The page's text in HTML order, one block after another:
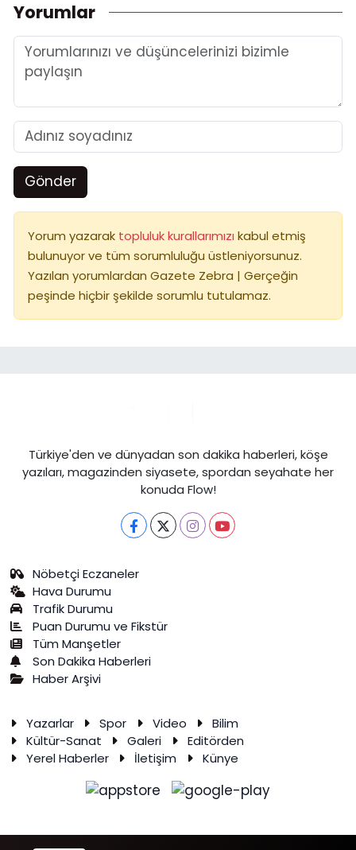
Yorumlar
Gönder
Yorum yazarak topluluk kurallarımızı kabul etmiş
bulunuyor ve tüm sorumluluğu üstleniyorsunuz.
Yazılan yorumlardan Gazete Zebra | Gerçeğin
peşinde hiçbir şekilde sorumlu tutulamaz.
Türkiye'den ve dünyadan son dakika haberleri, köşe
yazıları, magazinden siyasete, spordan seyahate her
konuda Flow!
Nöbetçi Eczaneler
Hava Durumu
Trafik Durumu
Puan Durumu ve Fikstür
Tüm Manşetler
Son Dakika Haberleri
Haber Arşivi
Yazarlar Spor Video
Bilim
Kültür-Sanat
Galeri
Editörden
Yerel Haberler
İletişim Künye